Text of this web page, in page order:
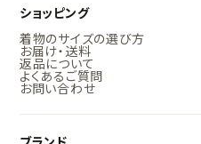
ショッピング
着物のサイズの選び方
お届け・送料
返品について
よくあるご質問
お問い合わせ